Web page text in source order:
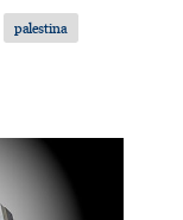
palestina